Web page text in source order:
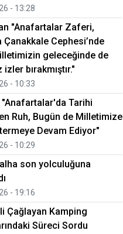
- 13:28
"Anafartalar Zaferi,
Çanakkale Cephesi’nde
geleceğinde de
bırakmıştır."
- 10:33
"Anafartalar'da Tarihi
Ruh, Bugün de Milletimize
Devam Ediyor"
- 10:29
son yolculuğuna
- 19:16
Çağlayan Kamping
Süreci Sordu